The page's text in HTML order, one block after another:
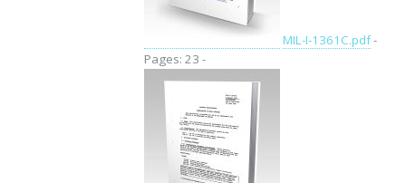
MIL-I-1361C.pdf-
Pages: 23 -